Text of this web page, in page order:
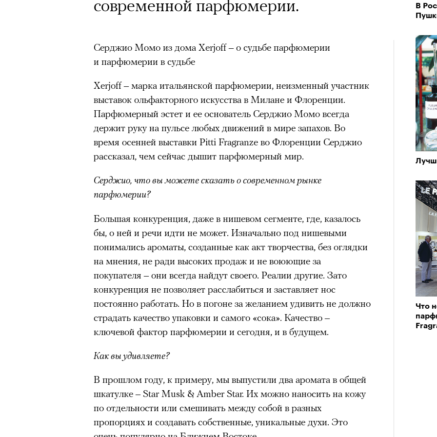
В
Что
современной парфюмерии.
Серджио Момо из дома Xerjoff – о судьбе парфюмерии
и парфюмерии в судьбе
Xerjoff – марка итальянской парфюмерии, неизменный участник
выставок ольфакторного искусства в Милане и Флоренции.
Парфюмерный эстет и ее основатель Серджио Момо всегда
держит руку на пульсе любых движений в мире запахов. Во
время осенней выставки Pitti Fragranze во Флоренции Серджио
рассказал, чем сейчас дышит парфюмерный мир.
Серджио, что вы можете сказать о современном рынке
парфюмерии?
можно через
Большая конкуренция, даже в нишевом сегменте, где, казалось
бы, о ней и речи идти не может. Изначально под нишевыми
понимались ароматы, созданные как акт творчества, без оглядки
на мнения, не ради высоких продаж и не воюющие за
покупателя – они всегда найдут своего. Реалии другие. Зато
конкуренция не позволяет расслабиться и заставляет нос
постоянно работать. Но в погоне за желанием удивить не должно
страдать качество упаковки и самого «сока». Качество –
ключевой фактор парфюмерии и сегодня, и в будущем.
Как вы удивляете?
В прошлом году, к примеру, мы выпустили два аромата в общей
шкатулке – Star Musk & Amber Star. Их можно наносить на кожу
по отдельности или смешивать между собой в разных
пропорциях и создавать собственные, уникальные духи. Это
темы
Подписывайтесь на телеграм-канал «РБК Стиль»
Зеленые глаза» Фанни Лиатар и Жереми Труиля
«Охота» Уэйна Вапимуквы
список»
«Зеленые глаза» Фанни Лиатар и Жереми
Труиля
Фестиваль открылся с намеком на политическую актуальность —
показом на огромном экране Пьяццы Гранде
камерного французского фильма «Зеленые глаза» (Les Yeux
Verts) режиссерского дуэта Фанни Лиатар и Жереми Труиля.
Прошлая их кинолента «Гагарин» — отнюдь не байопик первого
космонавта в мире, а хроника сноса многоквартирного
имя.
Новый фильм уступает «Гагарину» в оригинальности: мы уже
видели кино про детей из эмигрантских семей (даже
российских), которые впадали в кому. В этом случае проблема со
Чем
и
футбольной командой, послушать
лекцию Евгении Тимоновой или
пересмотреть «Амели»
На домашних экранах
«Тед Лассо»
Apple TV, 4 сезон
00:00 / 00:00
Третий сезон «Теда Лассо» удачно закрыл историю канзасского
кризис-менеджера в английской футбольной команде, многие
тут-то было — Apple TV тряхнула фем-оптикой и написала
четвертый сезон, вернув Теда в Англию и в клуб AFC Richmond.
Теперь история сместилась к женской футбольной команде, к
основному актерскому составу прибавились Таня Рейнольдс
(«Сексуальное просвещение»), Фэй Марсей («Переходный
возраст») и Трейси Ульман («Как я встретил вашу маму»).
Рейтингивзлетели— похоже, что терапевтическое присутствие
Теда снова актуально в нашем травмированном инфополе.